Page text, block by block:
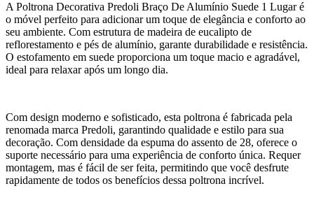
A Poltrona Decorativa Predoli Braço De Alumínio Suede 1 Lugar é
o móvel perfeito para adicionar um toque de elegância e conforto ao
seu ambiente. Com estrutura de madeira de eucalipto de
reflorestamento e pés de alumínio, garante durabilidade e resistência.
O estofamento em suede proporciona um toque macio e agradável,
ideal para relaxar após um longo dia.
Com design moderno e sofisticado, esta poltrona é fabricada pela
renomada marca Predoli, garantindo qualidade e estilo para sua
decoração. Com densidade da espuma do assento de 28, oferece o
suporte necessário para uma experiência de conforto única. Requer
montagem, mas é fácil de ser feita, permitindo que você desfrute
rapidamente de todos os benefícios dessa poltrona incrível.